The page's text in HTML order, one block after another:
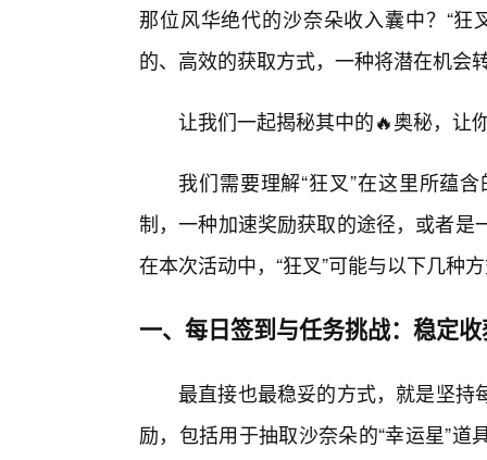
那位风华绝代的沙奈朵收入囊中？“
的、高效的获取方式，一种将潜在机会
让我们一起揭秘其中的🔥奥秘，让
我们需要理解“狂叉”在这里所蕴
制，一种加速奖励获取的途径，或者
在本次活动中，“狂叉”可能与以下几种
一、每日签到与任务挑战：稳定
最直接也最稳妥的方式，就是坚持
励，包括用于抽取沙奈朵的“幸运星”